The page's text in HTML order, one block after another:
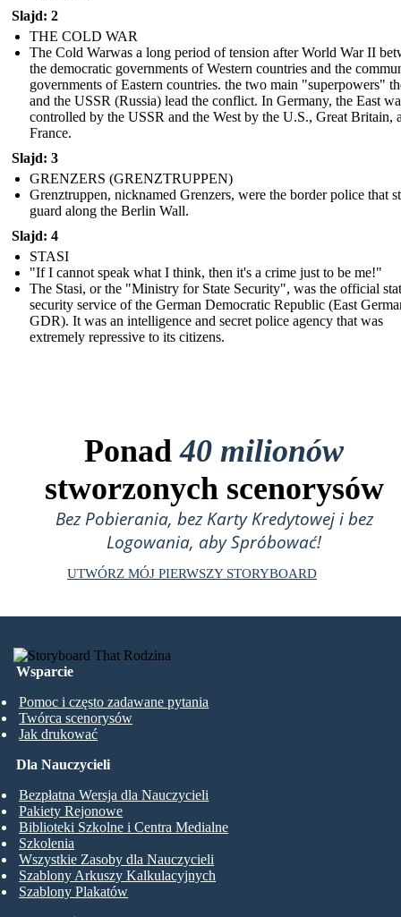
Slajd: 2
THE COLD WAR
The Cold Warwas a long period of tension after World War II
the democratic governments of Western countries and the
governments of Eastern countries. the two main "superpowers"
and the USSR (Russia) lead the conflict. In Germany, the East
controlled by the USSR and the West by the U.S., Great Britain,
France.
Slajd: 3
GRENZERS (GRENZTRUPPEN)
Grenztruppen, nicknamed Grenzers, were the border police that
guard along the Berlin Wall.
Slajd: 4
STASI
"If I cannot speak what I think, then it's a crime just to be me!"
The Stasi, or the "Ministry for State Security", was the official
security service of the German Democratic Republic (East
GDR). It was an intelligence and secret police agency that was
extremely repressive to its citizens.
Ponad40 milionów
stworzonych scenorysów
Bez Pobierania, bez Karty Kredytowej i bez
Logowania, aby Spróbować!
UTWÓRZ MÓJ PIERWSZY STORYBOARD
Wsparcie
Pomoc i często zadawane pytania
Twórca scenorysów
Jak drukować
Dla Nauczycieli
Bezpłatna Wersja dla Nauczycieli
Pakiety Rejonowe
Biblioteki Szkolne i Centra Medialne
Szkolenia
Wszystkie Zasoby dla Nauczycieli
Szablony Arkuszy Kalkulacyjnych
Szablony Plakatów